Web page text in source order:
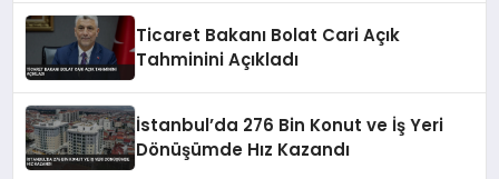
Ticaret Bakanı Bolat Cari Açık
Tahminini Açıkladı
İstanbul’da 276 Bin Konut ve İş Yeri
Dönüşümde Hız Kazandı